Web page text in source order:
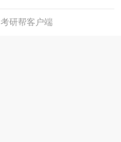
考研帮客户端